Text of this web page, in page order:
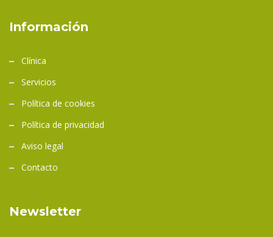
Información
Clínica
Servicios
Política de cookies
Política de privacidad
Aviso legal
Contacto
Newsletter